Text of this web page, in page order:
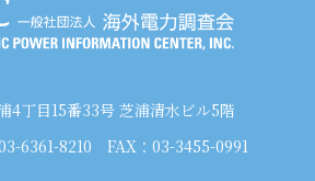
4丁目15番33号 芝浦清水ビル5階
6361-8210 FAX：03-3455-0991